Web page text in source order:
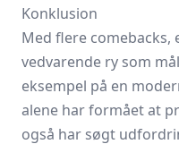
Konklusion
Med flere
vedvarende ry som
eksempel på en
alene har formået at
også har søgt